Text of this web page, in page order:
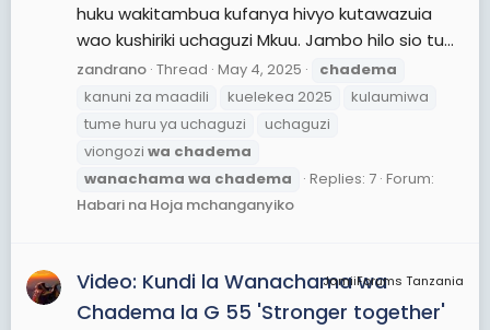
huku wakitambua kufanya hivyo kutawazuia
wao kushiriki uchaguzi Mkuu. Jambo hilo sio tu...
zandrano Thread May 4, 2025
chadema
kanuni za maadili
kuelekea 2025
kulaumiwa
tume huru ya uchaguzi
uchaguzi
viongozi wa chadema
wanachama wa chadema Replies: 7 Forum:
Habari na Hoja mchanganyiko
JamiiForums Tanzania
Video: Kundi la Wanachama wa
Chadema la G 55 'Stronger together'